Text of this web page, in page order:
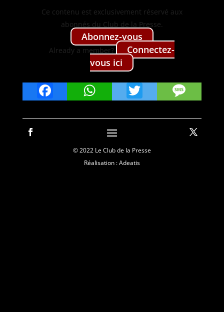
Ce con­tenu est exclu­sive­ment réservé aux
abon­nés du Club de la Presse.
Abon­nez-vous
Already a mem­ber?
Con­nectez-
vous ici
FacebookWhatsApp
Twitter
© 2022 Le Club de la Presse
Réalisation : Adeatis